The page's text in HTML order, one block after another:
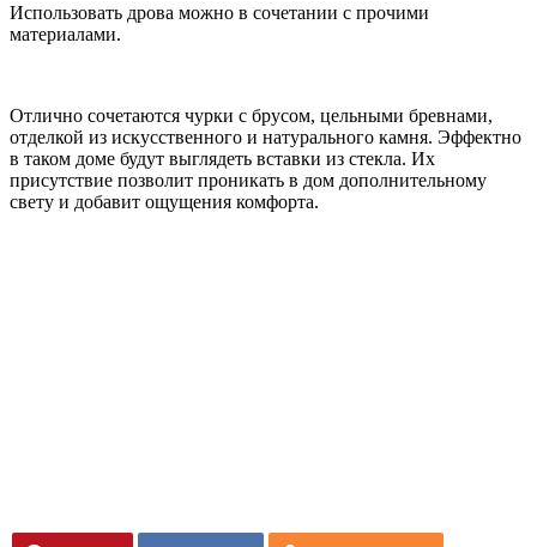
Использовать дрова можно в сочетании с прочими
материалами.
Отлично сочетаются чурки с брусом, цельными бревнами,
отделкой из искусственного и натурального камня. Эффектно
в таком доме будут выглядеть вставки из стекла. Их
присутствие позволит проникать в дом дополнительному
свету и добавит ощущения комфорта.